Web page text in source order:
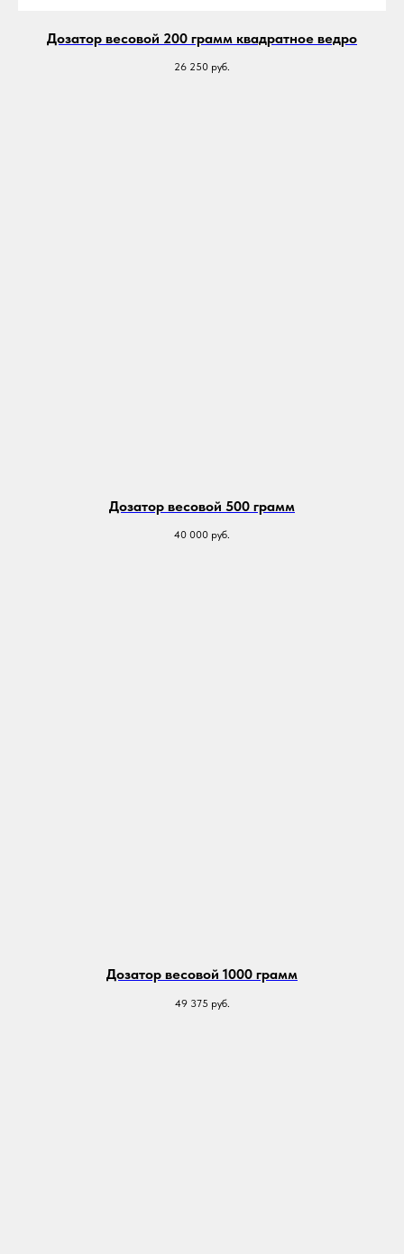
Дозатор весовой 200 грамм квадратное ведро
26 250 руб.
Дозатор весовой 500 грамм
40 000 руб.
Дозатор весовой 1000 грамм
49 375 руб.